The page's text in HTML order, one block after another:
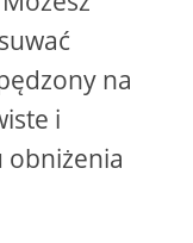
na
i
obniżenia